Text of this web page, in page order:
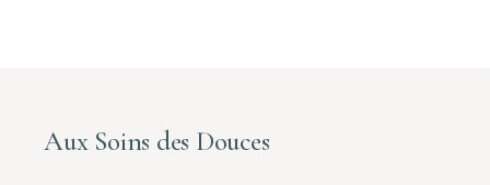
Aux Soins des Douces